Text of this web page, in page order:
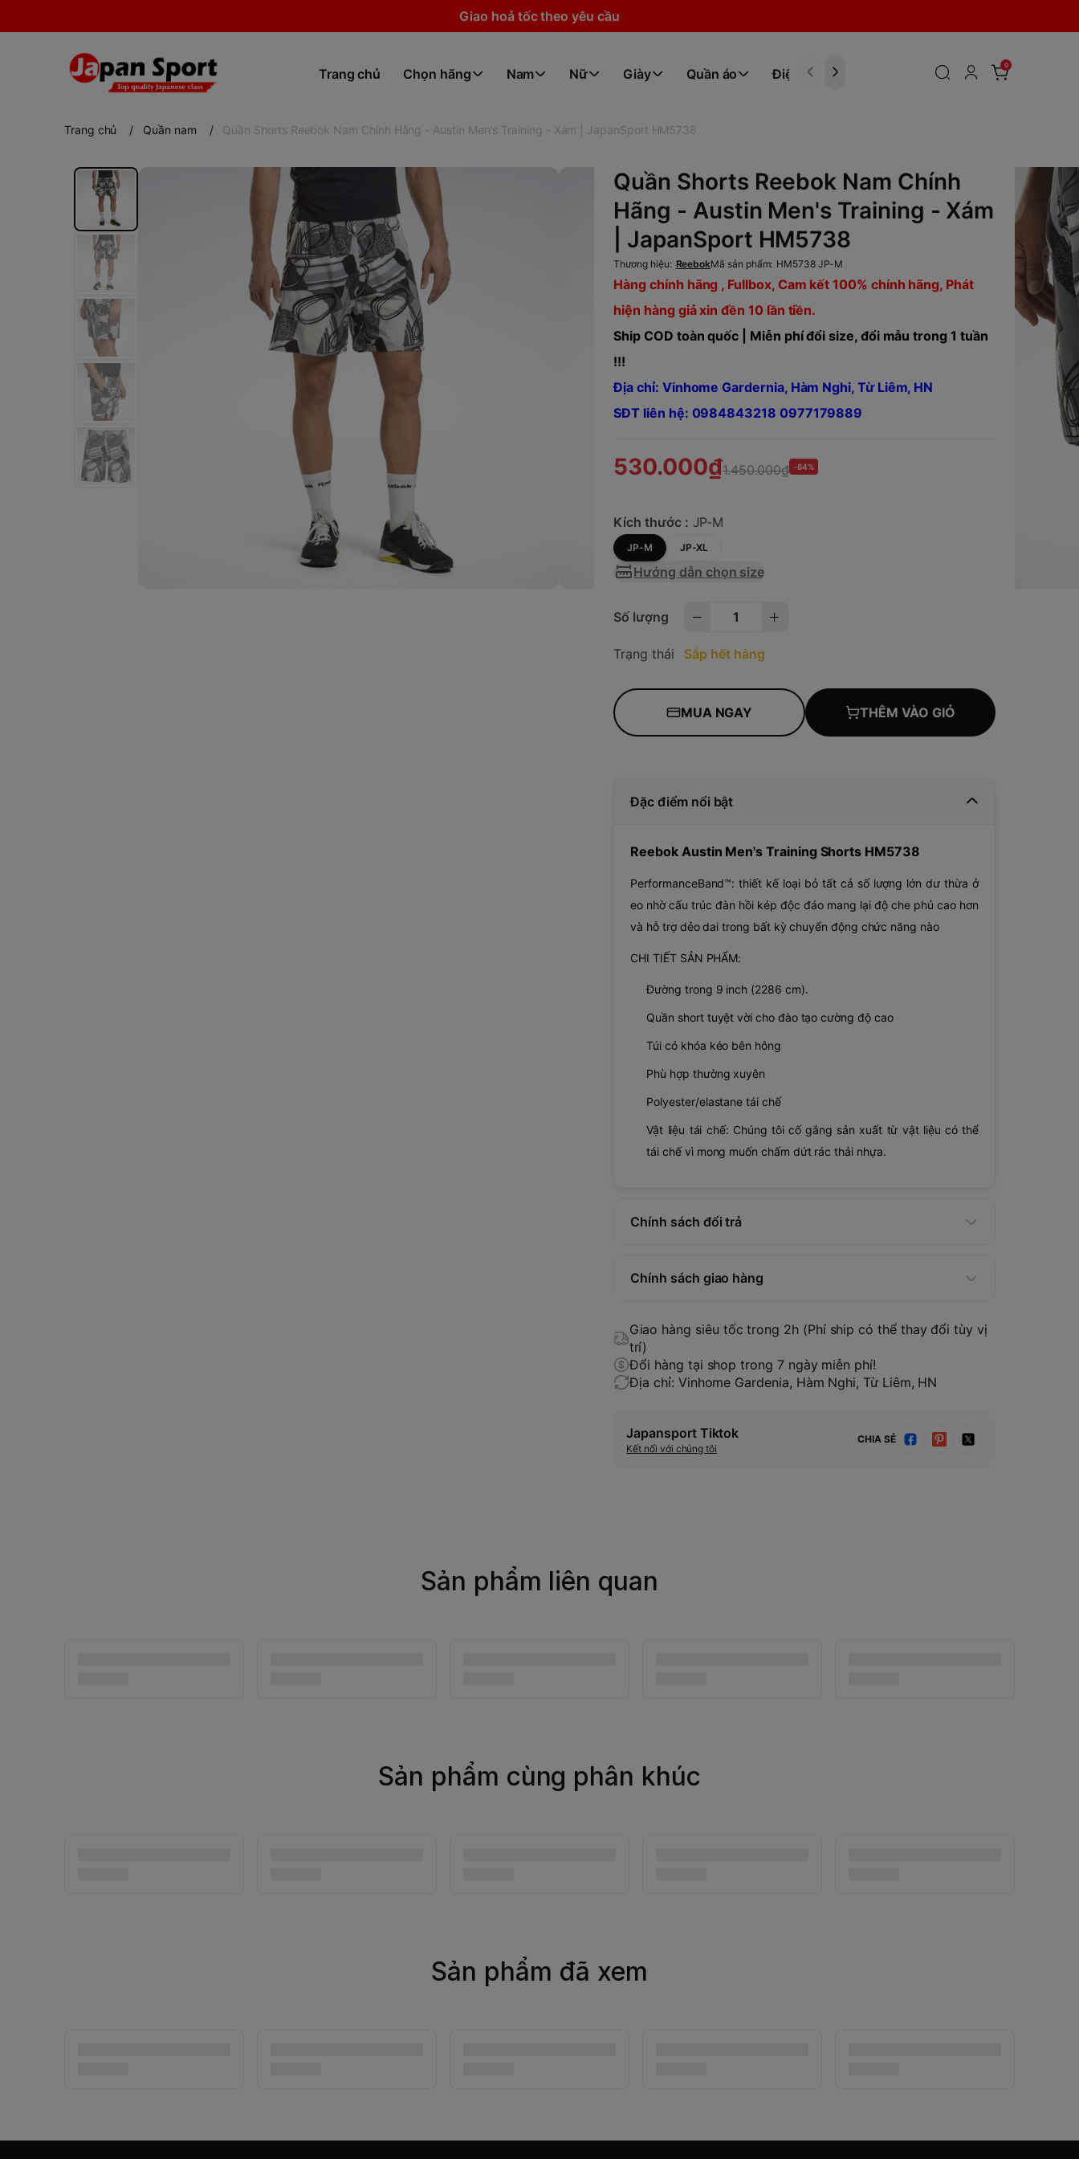
Giao hoả tốc theo yêu cầu
Trang chủ Chọn hãng Nam Nữ Giày Quần áo Điện tử
0
Trang chủ / Quần nam / Quần Shorts Reebok Nam Chính Hãng - Austin Men's Training - Xám | JapanSport HM5738
Quần Shorts Reebok Nam Chính
Hãng - Austin Men's Training - Xám
| JapanSport HM5738
Thương hiệu: ReebokMã sản phẩm: HM5738 JP-M
Hàng chính hãng , Fullbox, Cam kết 100% chính hãng, Phát
hiện hàng giả xin đền 10 lần tiền.
Ship COD toàn quốc | Miễn phí đổi size, đổi mẫu trong 1 tuần
!!!
Địa chỉ: Vinhome Gardernia, Hàm Nghi, Từ Liêm, HN
SĐT liên hệ: 0984843218 0977179889
530.000₫1.450.000₫ -64%
Kích thước : JP-M
JP-M JP-XL
Hướng dẫn chọn size
Số lượng
Trạng thái Sắp hết hàng
MUA NGAY THÊM VÀO GIỎ
Đặc điểm nổi bật
Reebok Austin Men's Training Shorts HM5738
PerformanceBand™: thiết kế loại bỏ tất cả số lượng lớn dư thừa ở
eo nhờ cấu trúc đàn hồi kép độc đáo mang lại độ che phủ cao hơn
và hỗ trợ dẻo dai trong bất kỳ chuyển động chức năng nào
CHI TIẾT SẢN PHẨM:
Đường trong 9 inch (2286 cm).
Quần short tuyệt vời cho đào tạo cường độ cao
Túi có khóa kéo bên hông
Phù hợp thường xuyên
Polyester/elastane tái chế
Vật liệu tái chế: Chúng tôi cố gắng sản xuất từ ​​vật liệu có thể
tái chế vì mong muốn chấm dứt rác thải nhựa.
Chính sách đổi trả
Chính sách giao hàng
Giao hàng siêu tốc trong 2h (Phí ship có thể thay đổi tùy vị
trí)
Đổi hàng tại shop trong 7 ngày miễn phí!
Địa chỉ: Vinhome Gardenia, Hàm Nghi, Từ Liêm, HN
Japansport Tiktok
Kết nối với chúng tôi
CHIA SẺ
Sản phẩm liên quan
Sản phẩm cùng phân khúc
Sản phẩm đã xem